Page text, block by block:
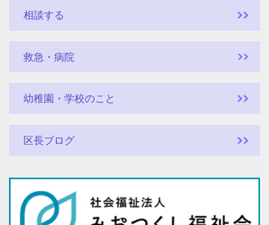
相談する
救急・病院
幼稚園・学校のこと
区長ブログ